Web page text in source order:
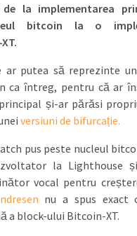
la implementarea
bitcoin la o
ar putea să reprezinte
ca întreg, pentru că ar
și-ar părăsi
versiuni de bifurcație.
pus peste nucleul
la Lighthouse
vocal pentru
nu a spus exact
a block-ului Bitcoin-XT.